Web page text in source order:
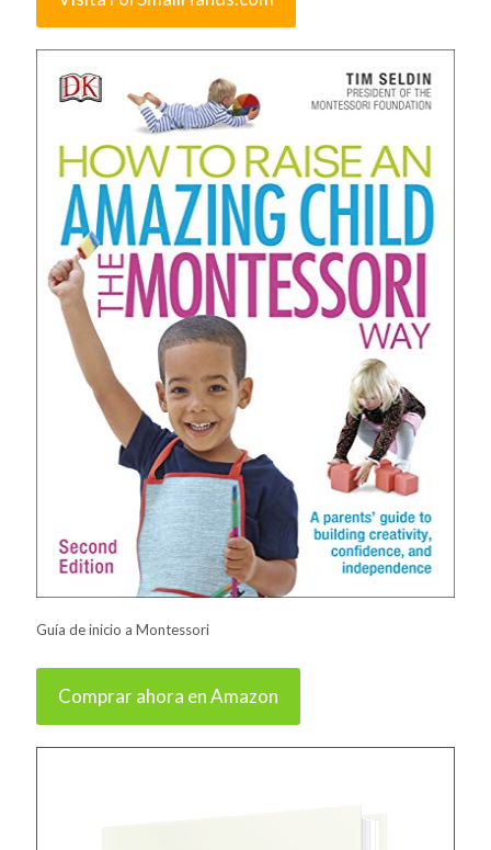
Guía de inicio a Montessori
Comprar ahora en Amazon